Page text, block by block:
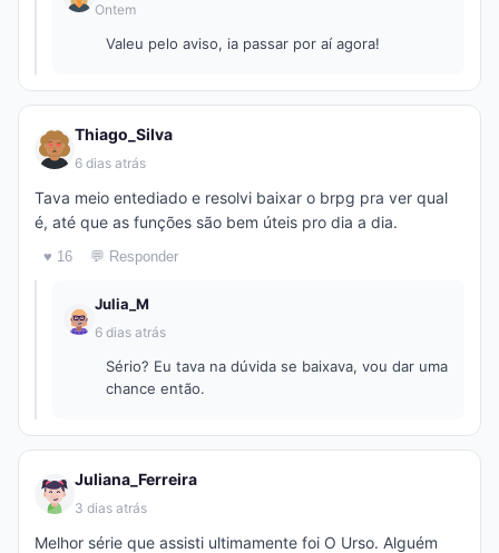
Ontem
Valeu pelo aviso, ia passar por aí agora!
Thiago_Silva
6 dias atrás
Tava meio entediado e resolvi baixar o brpg pra ver qual
é, até que as funções são bem úteis pro dia a dia.
♥ 16 💬 Responder
Julia_M
6 dias atrás
Sério? Eu tava na dúvida se baixava, vou dar uma
chance então.
Juliana_Ferreira
3 dias atrás
Melhor série que assisti ultimamente foi O Urso. Alguém